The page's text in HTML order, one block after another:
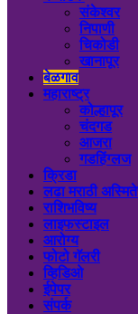
संकेश्वर
निपाणी
चिकोडी
खानापूर
बेळगाव
महाराष्ट्र
कोल्हापूर
चंदगड
आजरा
गडहिंग्लज
क्रिडा
लढा मराठी
राशिभविष्य
लाइफस्टाइल
आरोग्य
फोटो गॅलरी
व्हिडिओ
ईपेपर
संपर्क